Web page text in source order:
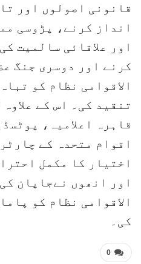
قانونی اصولوں اور
انداز کرنے، پڑوسی
اور علاقائی سالمیت
کرنے اور دوسری جنگ
الاقوامی نظام کو
قاہرہ اعلامیہ،
اقوام متحدہ کے
اختیار کا مکمل
اور انھوں نےجاپان
الاقوامی نظام کو
کی۔
0